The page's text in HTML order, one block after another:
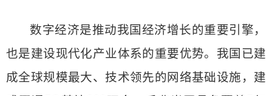
数字经济是推动我国经济增长的重要引擎，
也是建设现代化产业体系的重要优势。我国已建
成全球规模最大、技术领先的网络基础设施，建